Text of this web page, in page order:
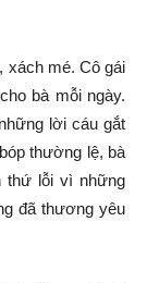
xách mé. Cô gái
bà mỗi ngày.
lời cáu gắt
thường lệ, bà
thứ lỗi vì những
đã thương yêu